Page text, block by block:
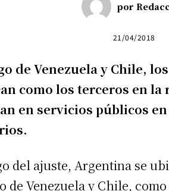
por
21/04/2018
de Venezuela y Chile,
como los terceros en la
en servicios públicos
del ajuste, Argentina se
de Venezuela y Chile,